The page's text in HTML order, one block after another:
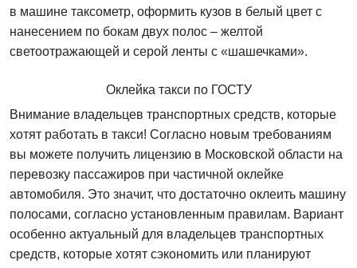
в машине таксометр, оформить кузов в белый цвет с
нанесением по бокам двух полос – желтой
светоотражающей и серой ленты с «шашечками».
Оклейка такси по ГОСТУ
Внимание владельцев транспортных средств, которые
хотят работать в такси! Согласно новым требованиям
вы можете получить лицензию в Московской области на
перевозку пассажиров при частичной оклейке
автомобиля. Это значит, что достаточно оклеить машину
полосами, согласно установленным правилам. Вариант
особенно актуальный для владельцев транспортных
средств, которые хотят сэкономить или планируют